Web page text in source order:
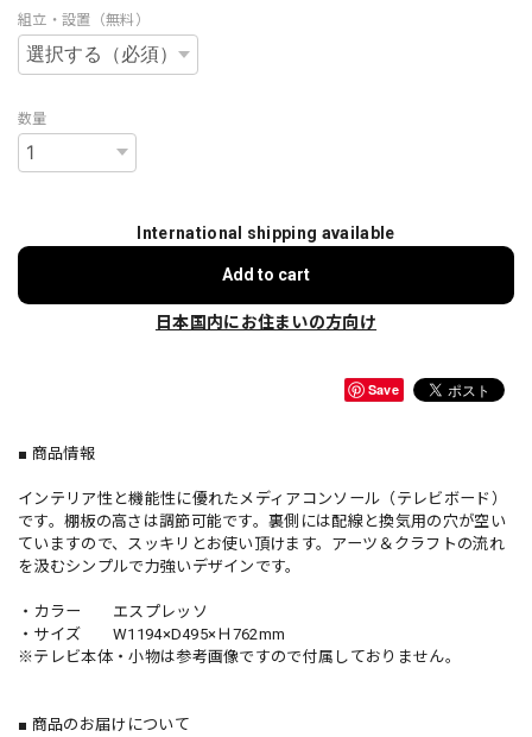
組立・設置（無料）
数量
International shipping available
Add to cart
日本国内にお住まいの方向け
Save
■ 商品情報
インテリア性と機能性に優れたメディアコンソール（テレビボード）
です。棚板の高さは調節可能です。裏側には配線と換気用の穴が空い
ていますので、スッキリとお使い頂けます。アーツ＆クラフトの流れ
を汲むシンプルで力強いデザインです。
・カラー エスプレッソ
・サイズ W1194×D495×Ｈ762mm
※テレビ本体・小物は参考画像ですので付属しておりません。
■ 商品のお届けについて